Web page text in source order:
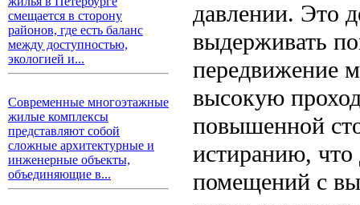
смещается в сторону
районов, где есть баланс
между доступностью,
экологией и...
Современные многоэтажные
жилые комплексы
представляют собой
сложные архитектурные и
инженерные объекты,
объединяющие в...
давлении. Это
выдерживать
передвижение
высокую
повышенной
истиранию, что
помещений с